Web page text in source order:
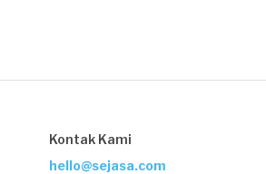
Kontak Kami
hello@sejasa.com